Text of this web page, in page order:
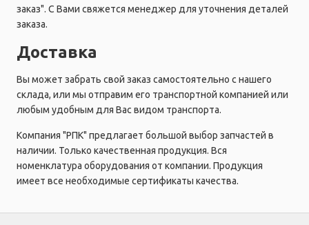
заказ". С Вами свяжется менеджер для уточнения деталей
заказа.
Доставка
Вы может забрать свой заказ самостоятельно с нашего
склада, или мы отправим его транспортной компанией или
любым удобным для Вас видом транспорта.
Компания "РПК" предлагает большой выбор запчастей в
наличии. Только качественная продукция. Вся
номенклатура оборудования от компании. Продукция
имеет все необходимые сертификаты качества.